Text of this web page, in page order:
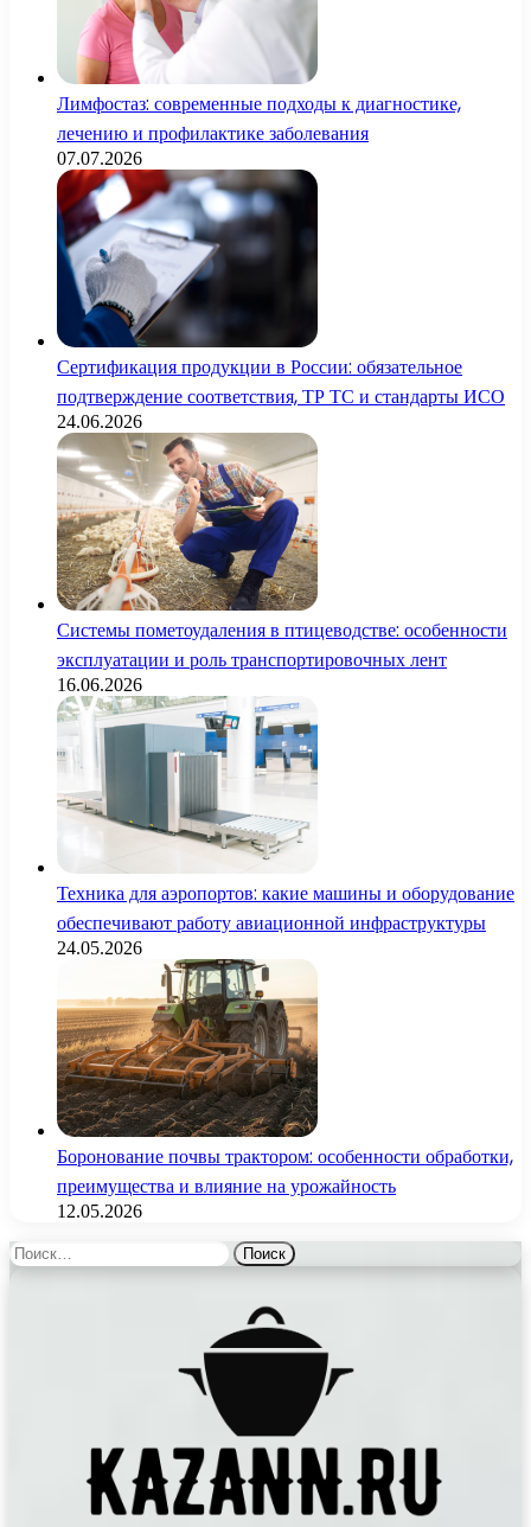
Лимфостаз: современные подходы к диагностике,
лечению и профилактике заболевания
07.07.2026
Сертификация продукции в России: обязательное
подтверждение соответствия, ТР ТС и стандарты ИСО
24.06.2026
Системы пометоудаления в птицеводстве: особенности
эксплуатации и роль транспортировочных лент
16.06.2026
Техника для аэропортов: какие машины и оборудование
обеспечивают работу авиационной инфраструктуры
24.05.2026
Боронование почвы трактором: особенности обработки,
преимущества и влияние на урожайность
12.05.2026
Найти: